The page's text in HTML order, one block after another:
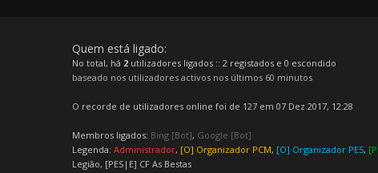
Quem está ligado:
No total, há 2 utilizadores ligados :: 2 registados e 0 escondido
baseado nos utilizadores activos nos últimos 60 minutos
O recorde de utilizadores online foi de 127 em 07 Dez 2017, 12:28
Membros ligados: Bing [Bot], Google [Bot]
Legenda: Administrador, [O] Organizador PCM, [O] Organizador PES,
Legião, [PES|E] CF As Bestas